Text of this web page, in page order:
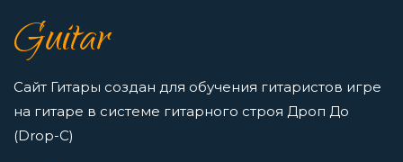
Моряк
Просмотров: 16423 чел.
Перейти
Guitar
Сайт Гитары создан для обучения гитаристов игре
на гитаре в системе гитарного строя Дроп До
(Drop-C)